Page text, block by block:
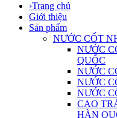
›Trang chủ
Giới thiệu
Sản phẩm
NƯỚC CỐT
NƯỚC
QUỐC
NƯỚC
NƯỚC
NƯỚC
CAO
HÀN